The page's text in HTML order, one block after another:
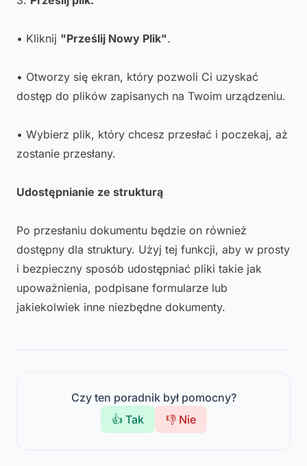
• Kliknij "Prześlij Nowy Plik".
• Otworzy się ekran, który pozwoli Ci uzyskać
dostęp do plików zapisanych na Twoim urządzeniu.
• Wybierz plik, który chcesz przesłać i poczekaj, aż
zostanie przesłany.
Udostępnianie ze strukturą
Po przesłaniu dokumentu będzie on również
dostępny dla struktury. Użyj tej funkcji, aby w prosty
i bezpieczny sposób udostępniać pliki takie jak
upoważnienia, podpisane formularze lub
jakiekolwiek inne niezbędne dokumenty.
Czy ten poradnik był pomocny?
👍 Tak
👎 Nie